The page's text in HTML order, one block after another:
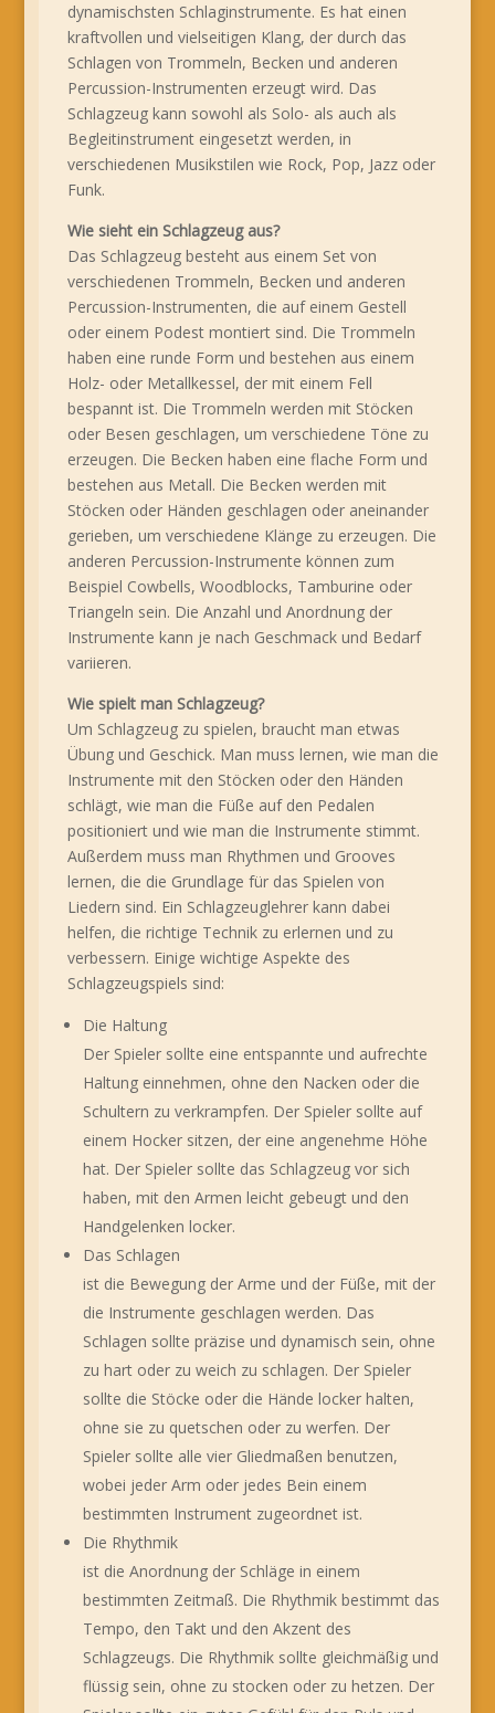
dynamischsten Schlaginstrumente. Es hat einen
kraftvollen und vielseitigen Klang, der durch das
Schlagen von Trommeln, Becken und anderen
Percussion-Instrumenten erzeugt wird. Das
Schlagzeug kann sowohl als Solo- als auch als
Begleitinstrument eingesetzt werden, in
verschiedenen Musikstilen wie Rock, Pop, Jazz oder
Funk.
Wie sieht ein Schlagzeug aus?
Das Schlagzeug besteht aus einem Set von
verschiedenen Trommeln, Becken und anderen
Percussion-Instrumenten, die auf einem Gestell
oder einem Podest montiert sind. Die Trommeln
haben eine runde Form und bestehen aus einem
Holz- oder Metallkessel, der mit einem Fell
bespannt ist. Die Trommeln werden mit Stöcken
oder Besen geschlagen, um verschiedene Töne zu
erzeugen. Die Becken haben eine flache Form und
bestehen aus Metall. Die Becken werden mit
Stöcken oder Händen geschlagen oder aneinander
gerieben, um verschiedene Klänge zu erzeugen. Die
anderen Percussion-Instrumente können zum
Beispiel Cowbells, Woodblocks, Tamburine oder
Triangeln sein. Die Anzahl und Anordnung der
Instrumente kann je nach Geschmack und Bedarf
variieren.
Wie spielt man Schlagzeug?
Um Schlagzeug zu spielen, braucht man etwas
Übung und Geschick. Man muss lernen, wie man die
Instrumente mit den Stöcken oder den Händen
schlägt, wie man die Füße auf den Pedalen
positioniert und wie man die Instrumente stimmt.
Außerdem muss man Rhythmen und Grooves
lernen, die die Grundlage für das Spielen von
Liedern sind. Ein Schlagzeuglehrer kann dabei
helfen, die richtige Technik zu erlernen und zu
verbessern. Einige wichtige Aspekte des
Schlagzeugspiels sind:
Die Haltung
Der Spieler sollte eine entspannte und aufrechte
Haltung einnehmen, ohne den Nacken oder die
Schultern zu verkrampfen. Der Spieler sollte auf
einem Hocker sitzen, der eine angenehme Höhe
hat. Der Spieler sollte das Schlagzeug vor sich
haben, mit den Armen leicht gebeugt und den
Handgelenken locker.
Das Schlagen
ist die Bewegung der Arme und der Füße, mit der
die Instrumente geschlagen werden. Das
Schlagen sollte präzise und dynamisch sein, ohne
zu hart oder zu weich zu schlagen. Der Spieler
sollte die Stöcke oder die Hände locker halten,
ohne sie zu quetschen oder zu werfen. Der
Spieler sollte alle vier Gliedmaßen benutzen,
wobei jeder Arm oder jedes Bein einem
bestimmten Instrument zugeordnet ist.
Die Rhythmik
ist die Anordnung der Schläge in einem
bestimmten Zeitmaß. Die Rhythmik bestimmt das
Tempo, den Takt und den Akzent des
Schlagzeugs. Die Rhythmik sollte gleichmäßig und
flüssig sein, ohne zu stocken oder zu hetzen. Der